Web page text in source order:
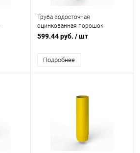
Труба водосточная
оцинкованная порошок
ф125х1250мм RAL 3016
599.44 руб. / шт
Подробнее